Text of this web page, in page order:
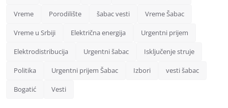
Vreme Porodilište šabac vesti Vreme Šabac
Vreme u Srbiji Električna energija Urgentni prijem
Elektrodistribucija Urgentni šabac Isključenje struje
Politika Urgentni prijem Šabac Izbori vesti šabac
Bogatić Vesti